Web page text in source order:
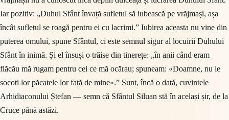
Iar pozitiv: „Duhul Sfânt învață sufletul să iubească pe vrăjmași, așa
încât sufletul se roagă pentru ei cu lacrimi.” Iubirea aceasta nu vine din
puterea omului, spune Sfântul, ci este semnul sigur al locuirii Duhului
Sfânt în inimă. Și el însuși o trăise din tinerețe: „în anii când eram
flăcău mă rugam pentru cei ce mă ocărau; spuneam: «Doamne, nu le
socoti lor păcatele lor față de mine».” Sunt, încă o dată, cuvintele
Arhidiaconului Ștefan — semn că Sfântul Siluan stă în același șir, de la
Cruce până astăzi.